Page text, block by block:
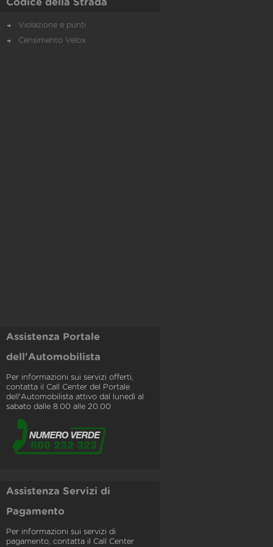
Codice della Strada
Violazione e punti
Censimento Velox
Assistenza Portale
dell'Automobilista
Per informazioni sui servizi offerti,
contatta il Call Center del Portale
dell'Automobilista attivo dal lunedì al
sabato dalle 8.00 alle 20.00
Assistenza Servizi di
Pagamento
Per informazioni sui servizi di
pagamento, contatta il Call Center